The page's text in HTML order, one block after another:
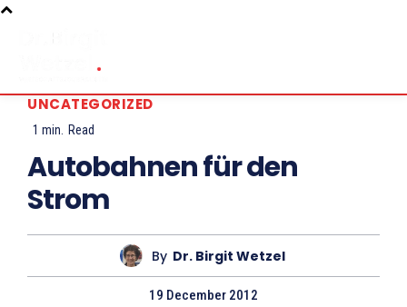
UNCATEGORIZED
1 min. Read
Autobahnen für den
Strom
By Dr. Birgit Wetzel
19 December 2012